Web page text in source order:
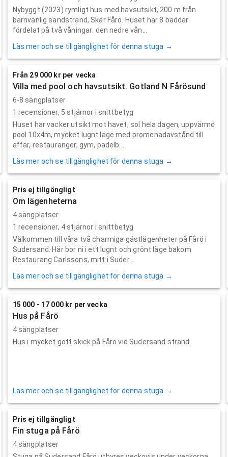
Nybyggt (2023) rymligt hus med havsutsikt, 200 m från
barnvänlig sandstrand, Skär Fårö. Huset har 8 bäddar
fördelat på två våningar: den nedre vån...
Läs mer och se tillgänglighet för denna stuga →
Från 29 000 kr per vecka
Villa med pool och havsutsikt. Gotland N Fårösund
6-8 sängplatser
1 recensioner, 5 stjärnor i snittbetyg
Huset har vacker utsikt mot havet, sol hela dagen, uppvärmd
pool 10x4m, mycket lugnt läge med promenadavstånd till
affär, restauranger, gym, padelb...
Läs mer och se tillgänglighet för denna stuga →
Pris ej tillgängligt
Om lägenheterna
4 sängplatser
1 recensioner, 4 stjärnor i snittbetyg
Välkommen till våra två charmiga gästlägenheter på Fårö i
Sudersand. Här bor ni i ett lugnt och grönt läge bakom
Restaurang Carlssons, mitt i Suder...
Läs mer och se tillgänglighet för denna stuga →
15 000 - 17 000 kr per vecka
Hus på Fårö
4 sängplatser
Hus i mycket gott skick på Fårö vid Sudersand strand.
Läs mer och se tillgänglighet för denna stuga →
Pris ej tillgängligt
Fin stuga på Fårö
4 sängplatser